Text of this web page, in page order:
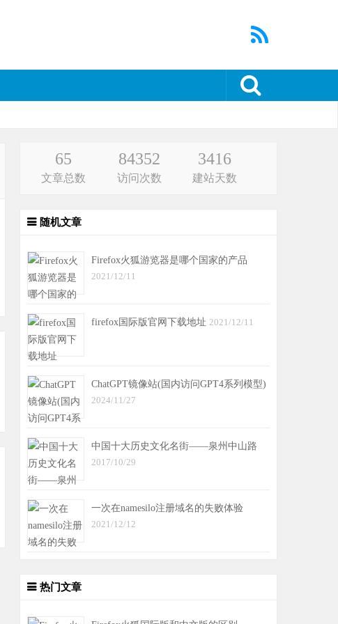
65
文章总数
84352
访问次数
3416
建站天数
随机文章
Firefox火狐游览器是哪个国家的产品
2021/12/11
firefox国际版官网下载地址 2021/12/11
ChatGPT镜像站(国内访问GPT4系列模型)
2024/11/27
中国十大历史文化名街——泉州中山路
2017/10/29
一次在namesilo注册域名的失败体验
2021/12/12
热门文章